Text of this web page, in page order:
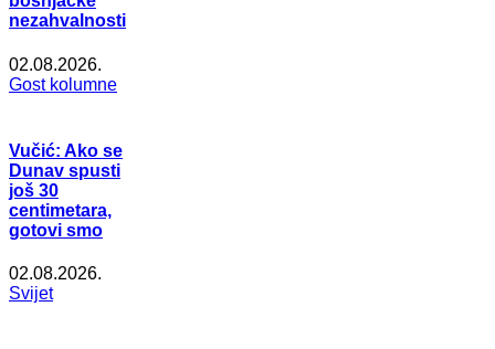
nezahvalnosti
02.08.2026.
Gost kolumne
Vučić: Ako se
Dunav spusti
još 30
centimetara,
gotovi smo
02.08.2026.
Svijet